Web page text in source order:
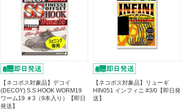
【ネコポス対象品】デコイ
(DECOY) S.S.HOOK WORM19
ワーム19 ＃3（9本入り）【即日
発送】
【ネコポス対象品】リューギ
HIN051 インフィニ #3/0【即日発
送】